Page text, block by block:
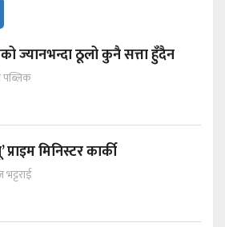
ज्यानभन्दा ठूलो कुनै सत्ता हुँदैन
पब्लिक
प्राइम मिनिस्टर कार्की